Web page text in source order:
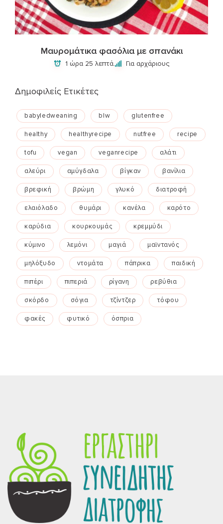
Μαυρομάτικα φασόλια με σπανάκι
1 ώρα 25 λεπτά. Για αρχάριους
Δημοφιλείς Ετικέτες
babyledweaning blw glutenfree
healthy healthyrecipe nutfree recipe
tofu vegan veganrecipe αλάτι
αλεύρι αμύγδαλα βίγκαν βανίλια
βρεφική βρώμη γλυκό διατροφή
ελαιόλαδο θυμάρι κανέλα καρότο
καρύδια κουρκουμάς κρεμμύδι
κύμινο λεμόνι μαγιά μαϊντανός
μηλόξυδο ντομάτα πάπρικα παιδική
πιπέρι πιπεριά ρίγανη ρεβύθια
σκόρδο σόγια τζίντζερ τόφου
φακές φυτικό όσπρια